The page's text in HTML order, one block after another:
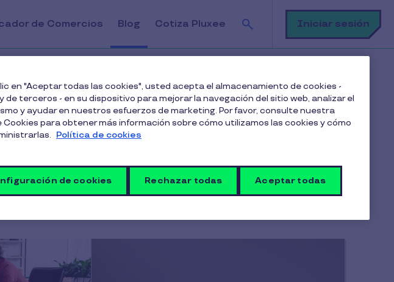
de Comercios Blog Cotiza Pluxee
Buscar
Iniciar sesión
en "Aceptar todas las cookies", usted acepta el almacenamiento de cookies -
de terceros - en su dispositivo para mejorar la navegación del sitio web, analizar el
y ayudar en nuestros esfuerzos de marketing. Por favor, consulte nuestra
Cookies para obtener más información sobre cómo utilizamos las cookies y cómo
Política de cookies
de cookies Rechazar todas Aceptar todas